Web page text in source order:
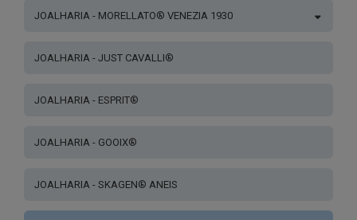
JOALHARIA - MORELLATO® VENEZIA 1930
JOALHARIA - JUST CAVALLI®
JOALHARIA - ESPRIT®
JOALHARIA - GOOIX®
JOALHARIA - SKAGEN® ANEIS